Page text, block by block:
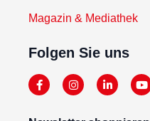
Magazin & Mediathek
Folgen Sie uns